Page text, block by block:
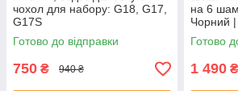
чохол для набору: G18, G17,
G17S
Готово до відправки
750 ₴ 940 ₴
на 6
Чорний |
Готово
1 490 ₴